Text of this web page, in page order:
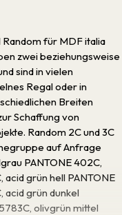
für MDF italia
zwei beziehungsweise
sind in vielen
Regal oder in
Breiten
Schaffung von
Random 2C und 3C
auf Anfrage
PANTONE 402C,
grün hell PANTONE
acid grün dunkel
olivgrün mittel